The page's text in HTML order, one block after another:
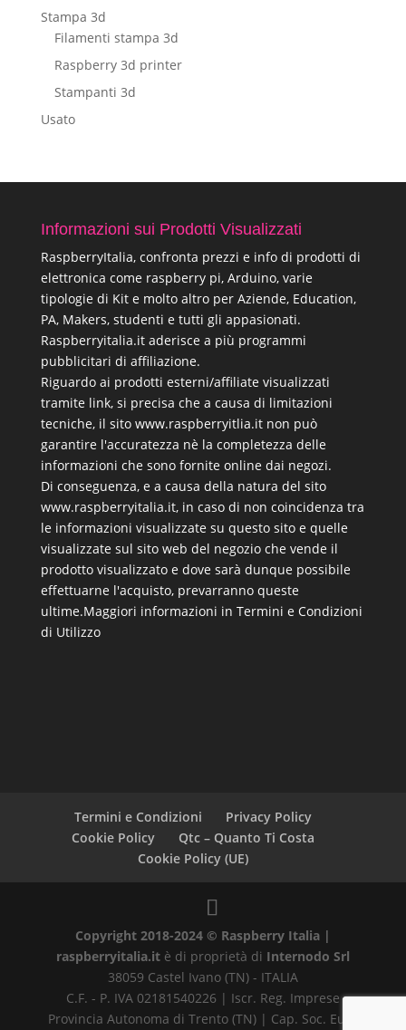
Stampa 3d
Filamenti stampa 3d
Raspberry 3d printer
Stampanti 3d
Usato
Informazioni sui Prodotti Visualizzati
RaspberryItalia, confronta prezzi e info di prodotti di
elettronica come raspberry pi, Arduino, varie
tipologie di Kit e molto altro per Aziende, Education,
PA, Makers, studenti e tutti gli appasionati.
Raspberryitalia.it aderisce a più programmi
pubblicitari di affiliazione.
Riguardo ai prodotti esterni/affiliate visualizzati
tramite link, si precisa che a causa di limitazioni
tecniche, il sito www.raspberryitlia.it non può
garantire l'accuratezza nè la completezza delle
informazioni che sono fornite online dai negozi.
Di conseguenza, e a causa della natura del sito
www.raspberryitalia.it, in caso di non coincidenza tra
le informazioni visualizzate su questo sito e quelle
visualizzate sul sito web del negozio che vende il
prodotto visualizzato e dove sarà dunque possibile
effettuarne l'acquisto, prevarranno queste
ultime.Maggiori informazioni in Termini e Condizioni
di Utilizzo
Termini e Condizioni
Privacy Policy
Cookie Policy
Qtc – Quanto Ti Costa
Cookie Policy (UE)
Copyright 2018-2024 © Raspberry Italia |
raspberryitalia.itè di proprietà di Internodo Srl
38059 Castel Ivano (TN) - ITALIA
C.F. - P. IVA 02181540226 | Iscr. Reg. Imprese
Provincia Autonoma di Trento (TN) | Cap. Soc. Euro